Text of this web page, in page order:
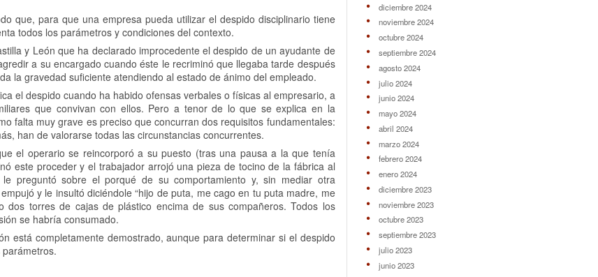
que, para que una empresa pueda utilizar el despido disciplinario tiene
todos los parámetros y condiciones del contexto.
y León que ha declarado improcedente el despido de un ayudante de
a su encargado cuando éste le recriminó que llegaba tarde después
la gravedad suficiente atendiendo al estado de ánimo del empleado.
el despido cuando ha habido ofensas verbales o físicas al empresario, a
que convivan con ellos. Pero a tenor de lo que se explica en la
falta muy grave es preciso que concurran dos requisitos fundamentales:
han de valorarse todas las circunstancias concurrentes.
el operario se reincorporó a su puesto (tras una pausa a la que tenía
este proceder y el trabajador arrojó una pieza de tocino de la fábrica al
preguntó sobre el porqué de su comportamiento y, sin mediar otra
y le insultó diciéndole “hijo de puta, me cago en tu puta madre, me
dos torres de cajas de plástico encima de sus compañeros. Todos los
se habría consumado.
está completamente demostrado, aunque para determinar si el despido
diciembre 2024
noviembre 2024
octubre 2024
septiembre 2024
agosto 2024
julio 2024
junio 2024
mayo 2024
abril 2024
marzo 2024
febrero 2024
enero 2024
diciembre 2023
noviembre 2023
octubre 2023
septiembre 2023
julio 2023
junio 2023